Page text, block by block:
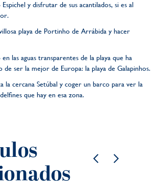
y disfrutar de sus acantilados, si es al
playa de Portinho de Arrábida y hacer
las aguas transparentes de la playa que ha
de ser la mejor de Europa: la playa de Galapinhos.
la cercana Setúbal y coger un barco para ver la
que hay en esa zona.